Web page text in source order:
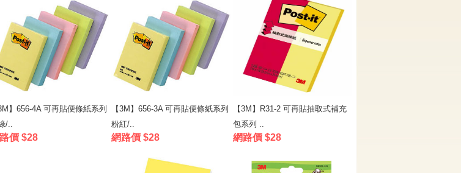
3M】656-4A 可再貼便條紙系列
/..
價 $28
【3M】656-3A 可再貼便條紙系列
粉紅/..
網路價 $28
【3M】R31-2 可再貼抽取式補充
包系列 ..
網路價 $28